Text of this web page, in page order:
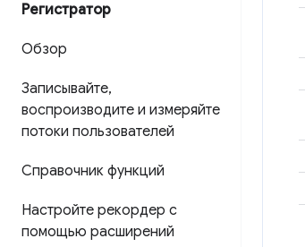
Регистратор
Обзор
Записывайте,
воспроизводите и измеряйте
потоки пользователей
Справочник функций
Настройте рекордер с
помощью расширений